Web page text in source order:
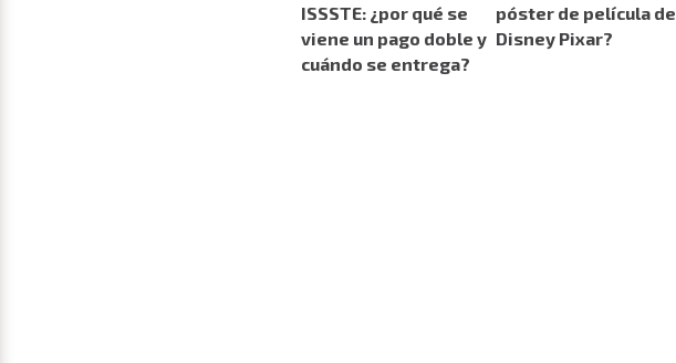
ISSSTE: ¿por qué se
viene un pago doble y
cuándo se entrega?
póster de película de
Disney Pixar?